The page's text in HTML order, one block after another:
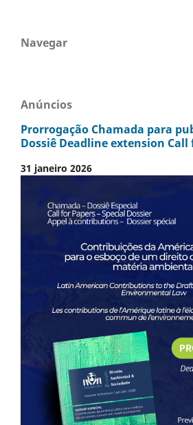
Navegar
Anúncios
Prorrogação Chamada para
Dossiê Deadline extension Call
31 janeiro 2026